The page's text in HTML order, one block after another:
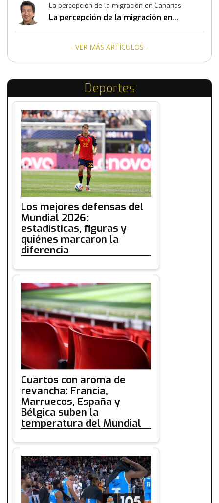
La percepción de la migración en Canarias
La percepción de la migración en
- VER MÁS ARTÍCULOS -
Deportes
Los mejores defensas del
Mundial 2026:
estadísticas, figuras y
quiénes marcaron la
diferencia
Cuartos con aroma de
revancha: Francia,
Marruecos, España y
Bélgica suben la
temperatura del Mundial